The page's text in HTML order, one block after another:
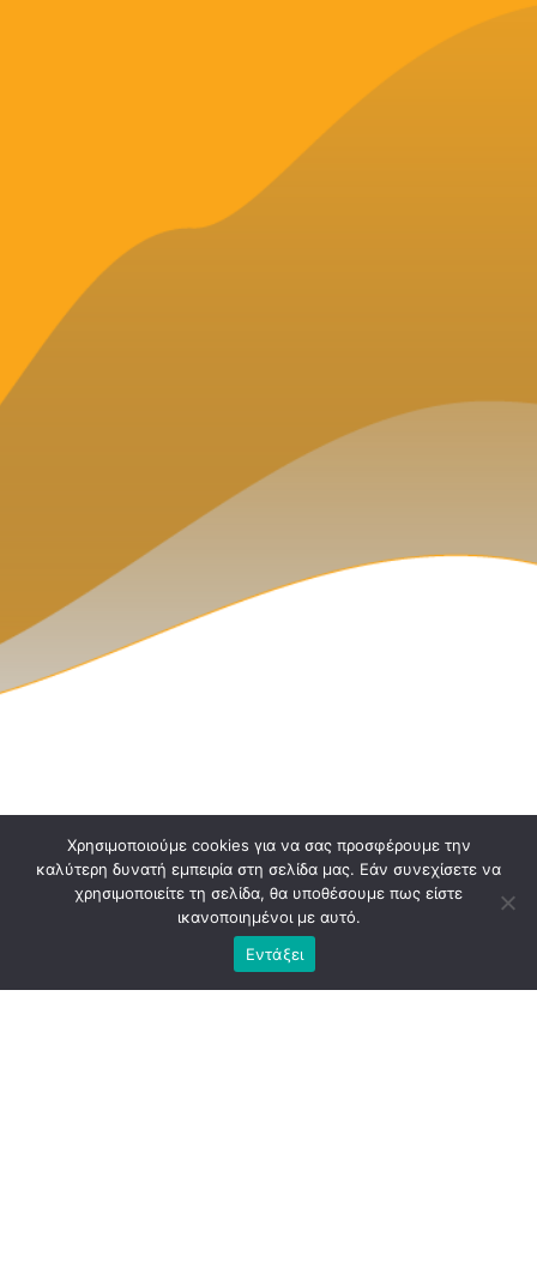
Χρησιμοποιούμε cookies για να σας προσφέρουμε την
καλύτερη δυνατή εμπειρία στη σελίδα μας. Εάν συνεχίσετε να
χρησιμοποιείτε τη σελίδα, θα υποθέσουμε πως είστε
ικανοποιημένοι με αυτό.
Εντάξει